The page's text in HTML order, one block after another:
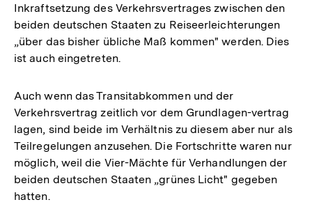
Inkraftsetzung des Verkehrsvertrages zwischen den
beiden deutschen Staaten zu Reiseerleichterungen
„über das bisher übliche Maß kommen" werden. Dies
ist auch eingetreten.
Auch wenn das Transitabkommen und der
Verkehrsvertrag zeitlich vor dem Grundlagen-vertrag
lagen, sind beide im Verhältnis zu diesem aber nur als
Teilregelungen anzusehen. Die Fortschritte waren nur
möglich, weil die Vier-Mächte für Verhandlungen der
beiden deutschen Staaten „grünes Licht" gegeben
hatten.